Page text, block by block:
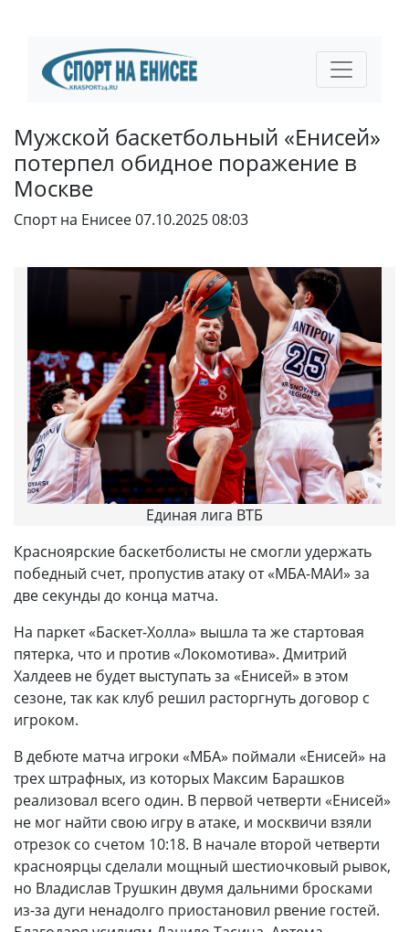
Мужской баскетбольный «Енисей»
потерпел обидное поражение в
Москве
Спорт на Енисее07.10.2025 08:03
Единая лига ВТБ
Красноярские баскетболисты не смогли удержать
победный счет, пропустив атаку от «МБА-МАИ» за
две секунды до конца матча.
На паркет «Баскет-Холла» вышла та же стартовая
пятерка, что и против «Локомотива». Дмитрий
Халдеев не будет выступать за «Енисей» в этом
сезоне, так как клуб решил расторгнуть договор с
игроком.
В дебюте матча игроки «МБА» поймали «Енисей» на
трех штрафных, из которых Максим Барашков
реализовал всего один. В первой четверти «Енисей»
не мог найти свою игру в атаке, и москвичи взяли
отрезок со счетом 10:18. В начале второй четверти
красноярцы сделали мощный шестиочковый рывок,
но Владислав Трушкин двумя дальними бросками
из-за дуги ненадолго приостановил рвение гостей.